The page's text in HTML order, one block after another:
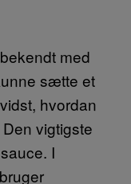
med
sætte et
hvordan
vigtigste
I